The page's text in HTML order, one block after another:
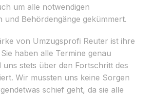
um alle notwendigen
und Behördengänge gekümmert.
von Umzugsprofi Reuter ist ihre
haben alle Termine genau
uns stets über den Fortschritt des
Wir mussten uns keine Sorgen
schief geht, da sie alle